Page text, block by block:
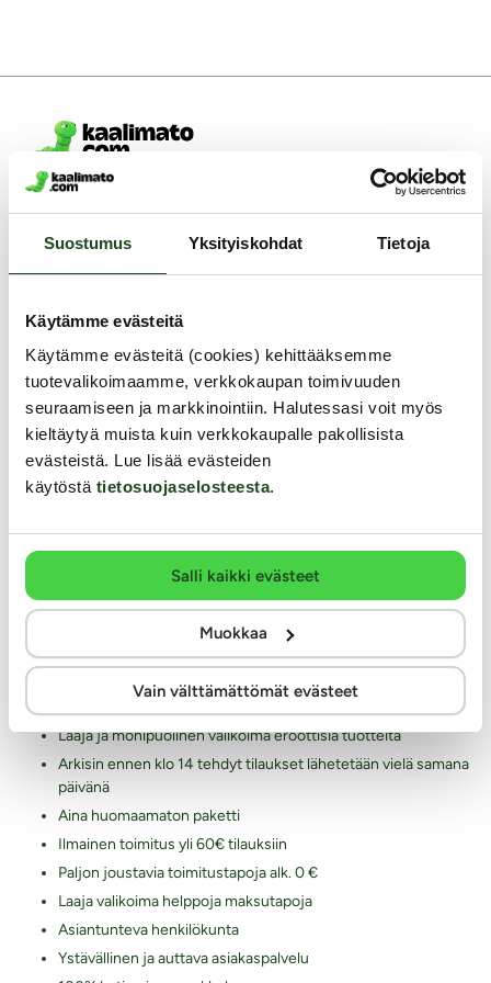
Suostumus Yksityiskohdat Tietoja
Käytämme evästeitä
Käytämme evästeitä (cookies) kehittääksemme
tuotevalikoimaamme, verkkokaupan toimivuuden
seuraamiseen ja markkinointiin. Halutessasi voit myös
kieltäytyä muista kuin verkkokaupalle pakollisista
evästeistä. Lue lisää evästeiden
käytöstä tietosuojaselosteesta.
Salli kaikki evästeet
Muokkaa
Vain välttämättömät evästeet
Asiakaspalvelu ark. 8 - 15
0400-380566
info@kaalimato.com
Asiakaspalvelu
Toimitus
Palautukset ja hyvitykset
Yksityisyyden suoja / tietosuoja
Saavutettavuusseloste
Markkinointi ja yhteistyöt
Kaalimato.com
04260 Kerava
Arkisin klo 8 - 15
Miksi juuri Kaalimato.com
Laaja ja monipuolinen valikoima eroottisia tuotteita
Arkisin ennen klo 14 tehdyt tilaukset lähetetään vielä samana
päivänä
Aina huomaamaton paketti
Ilmainen toimitus yli 60€ tilauksiin
Paljon joustavia toimitustapoja alk. 0 €
Laaja valikoima helppoja maksutapoja
Asiantunteva henkilökunta
Ystävällinen ja auttava asiakaspalvelu